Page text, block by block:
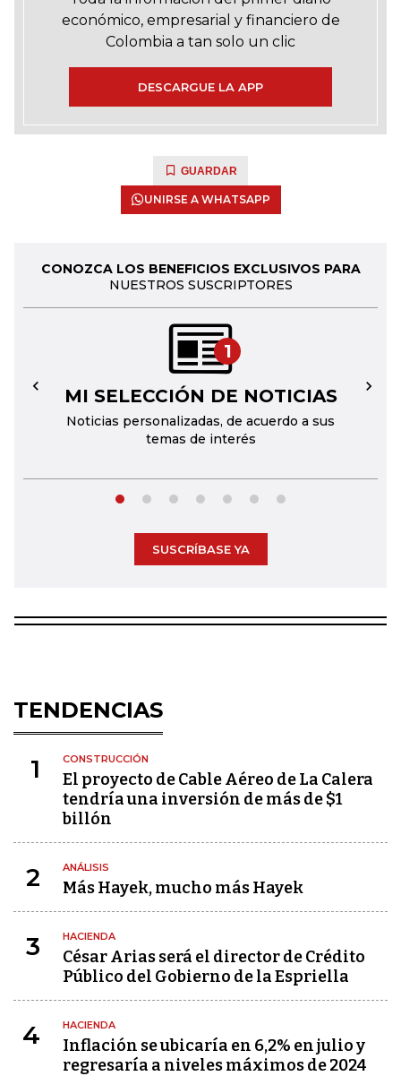
económico, empresarial y financiero de
Colombia a tan solo un clic
DESCARGUE LA APP
GUARDAR
UNIRSE A WHATSAPP
CONOZCA LOS BENEFICIOS EXCLUSIVOS PARA
NUESTROS SUSCRIPTORES
1
MI SELECCIÓN DE NOTICIAS
Noticias personalizadas, de acuerdo a sus
temas de interés
← →
SUSCRÍBASE YA
TENDENCIAS
1 CONSTRUCCIÓN
El proyecto de Cable Aéreo de La Calera
tendría una inversión de más de $1
billón
2 ANÁLISIS
Más Hayek, mucho más Hayek
3 HACIENDA
César Arias será el director de Crédito
Público del Gobierno de la Espriella
4 HACIENDA
Inflación se ubicaría en 6,2% en julio y
regresaría a niveles máximos de 2024